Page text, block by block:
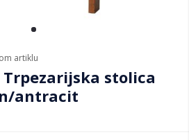
artiklu
Trpezarijska stolica
antracit